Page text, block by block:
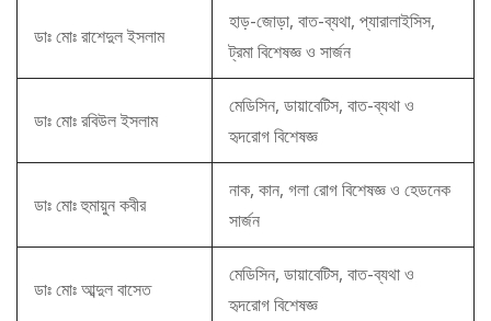
ডাঃ মোঃ রাশেদুল ইসলাম
হাড়-জোড়া, বাত-ব্যথা, প্যারালাইসিস,
ট্রমা বিশেষজ্ঞ ও সার্জন
ডাঃ মোঃ রবিউল ইসলাম
মেডিসিন, ডায়াবেটিস, বাত-ব্যথা ও
হৃদরোগ বিশেষজ্ঞ
ডাঃ মোঃ হুমায়ুন কবীর
নাক, কান, গলা রোগ বিশেষজ্ঞ ও হেডনেক
সার্জন
ডাঃ মোঃ আব্দুল বাসেত
মেডিসিন, ডায়াবেটিস, বাত-ব্যথা ও
হৃদরোগ বিশেষজ্ঞ